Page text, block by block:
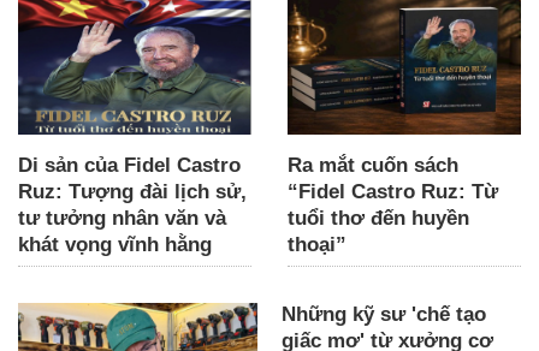
Di sản của Fidel Castro
Ruz: Tượng đài lịch sử,
tư tưởng nhân văn và
khát vọng vĩnh hằng
Ra mắt cuốn sách
“Fidel Castro Ruz: Từ
tuổi thơ đến huyền
thoại”
Những kỹ sư 'chế tạo
giấc mơ' từ xưởng cơ